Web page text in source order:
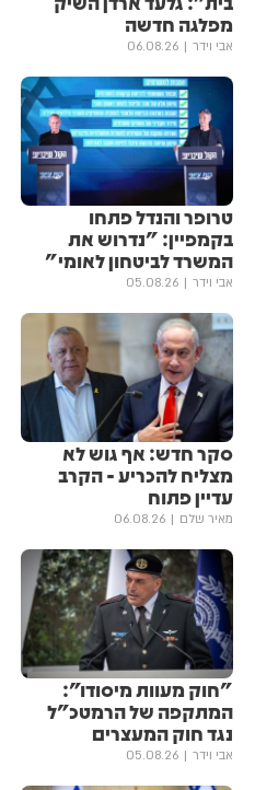
מפלגה חדשה
אבי וידר 06.08.26
טרופר והנדל פתחו
בקמפיין: "נדרוש את
המשרד לביטחון לאומי"
אבי וידר 05.08.26
סקר חדש: אף גוש לא
מצליח להכריע - הקרב
עדיין פתוח
מאיר שלם 06.08.26
"חוק מעוות מיסודו":
המתקפה של הרמטכ"ל
נגד חוק המעצרים
אבי וידר 05.08.26